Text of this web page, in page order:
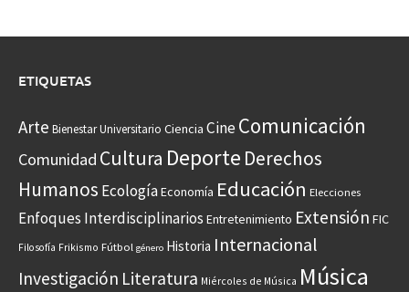
ETIQUETAS
Arte Bienestar Universitario Ciencia CineComunicación
Comunidad Cultura Deporte Derechos
Humanos EcologíaEconomía Educación Elecciones
Enfoques Interdisciplinarios Entretenimiento Extensión FIC
Filosofía Frikismo Fútbol género Historia Internacional
Investigación Literatura Miércoles de Música Música